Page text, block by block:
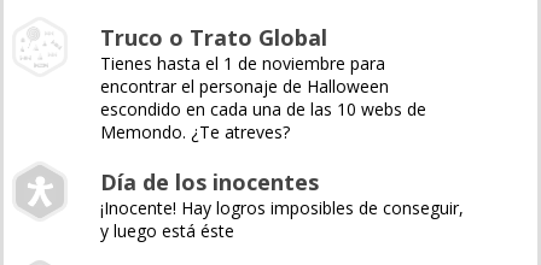
Truco o Trato Global
Tienes hasta el 1 de noviembre para
encontrar el personaje de Halloween
escondido en cada una de las 10 webs de
Memondo. ¿Te atreves?
Día de los inocentes
¡Inocente! Hay logros imposibles de conseguir,
y luego está éste